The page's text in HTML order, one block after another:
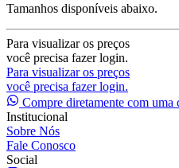
Tamanhos disponíveis abaixo.
Para visualizar os preços
você precisa fazer login.
Para visualizar os preços
você precisa fazer login.
Compre diretamente com uma
Institucional
Sobre Nós
Fale Conosco
Social